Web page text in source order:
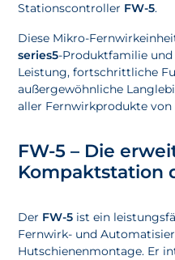
Stationscontroller FW-5.
Diese Mikro-
series5-Produktfamilie
Leistung, fortschrittliche
außergewöhnliche
aller Fernwirkprodukte von
FW-5 – Die
Kompaktstation
Der FW-5 ist ein
Fernwirk- und
Hutschienenmontage. Er